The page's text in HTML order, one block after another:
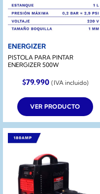
ENERGIZER
PISTOLA PARA PINTAR
ENERGIZER 500W
$79.990 (IVA incluido)
VER PRODUCTO